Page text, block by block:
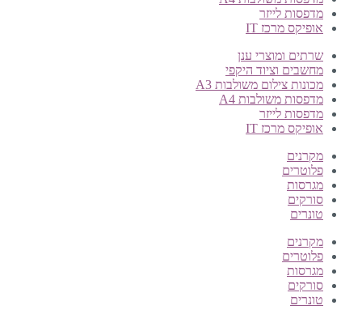
מדפסות לייזר
אופיקס מרכז IT
שרתים ומוצרי ענן
מחשבים וציוד היקפי
מכונות צילום משולבות A3
מדפסות משולבות A4
מדפסות לייזר
אופיקס מרכז IT
מקרנים
פלוטרים
מגרסות
סורקים
טונרים
מקרנים
פלוטרים
מגרסות
סורקים
טונרים